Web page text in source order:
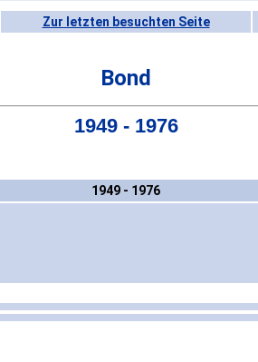
Zur letzten besuchten Seite
Bond
1949 - 1976
1949 - 1976